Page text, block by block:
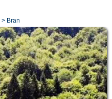
> Bran